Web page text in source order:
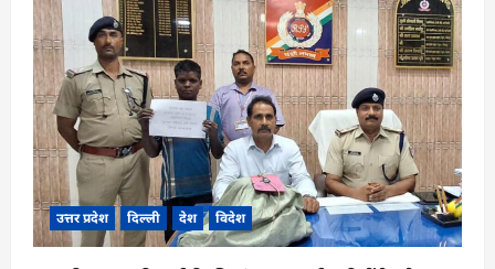
उत्तर प्रदेश दिल्ली देश विदेश